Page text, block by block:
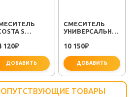
S
120₽
ДОБАВИТЬ
СМЕСИТЕЛЬ
УНИВЕРСАЛЬНЫЙ
LM1151C"
10 150₽
ДОБАВИТЬ
ТОВАРЫ